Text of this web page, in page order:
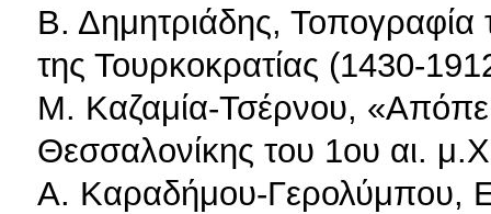
Β. Δημητριάδης, Τοπογραφία
της Τουρκοκρατίας (1430-
Μ. Καζαμία-Τσέρνου,
Θεσσαλονίκης του 1ου αι.
Α. Καραδήμου-Γερολύμπου,